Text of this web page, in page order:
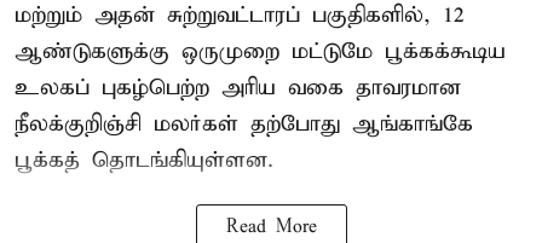
மற்றும் அதன் சுற்றுவட்டாரப் பகுதிகளில், 12
ஆண்டுகளுக்கு ஒருமுறை மட்டுமே பூக்கக்கூடிய
உலகப் புகழ்பெற்ற அரிய வகை தாவரமான
நீலக்குறிஞ்சி மலர்கள் தற்போது ஆங்காங்கே
பூக்கத் தொடங்கியுள்ளன.
Read More